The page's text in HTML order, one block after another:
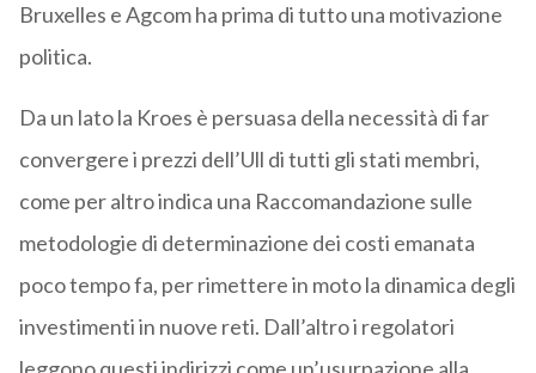
Bruxelles e Agcom ha prima di tutto una motivazione
politica.
Da un lato la Kroes è persuasa della necessità di far
convergere i prezzi dell’Ull di tutti gli stati membri,
come per altro indica una Raccomandazione sulle
metodologie di determinazione dei costi emanata
poco tempo fa, per rimettere in moto la dinamica degli
investimenti in nuove reti. Dall’altro i regolatori